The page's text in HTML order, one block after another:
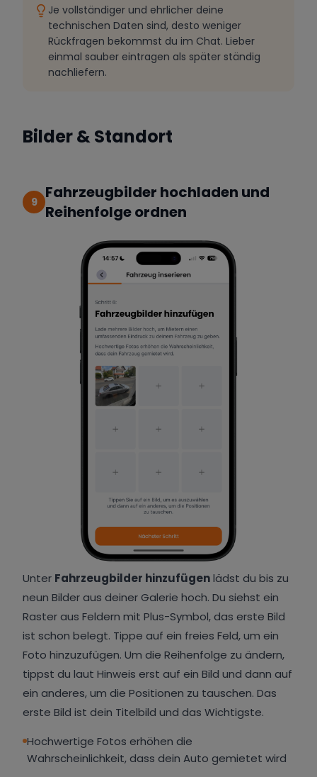
Je vollständiger und ehrlicher deine
technischen Daten sind, desto weniger
Rückfragen bekommst du im Chat. Lieber
einmal sauber eintragen als später ständig
nachliefern.
Bilder & Standort
9
Fahrzeugbilder hochladen und
Reihenfolge ordnen
Unter Fahrzeugbilder hinzufügenlädst du bis zu
neun Bilder aus deiner Galerie hoch. Du siehst ein
Raster aus Feldern mit Plus-Symbol, das erste Bild
ist schon belegt. Tippe auf ein freies Feld, um ein
Foto hinzuzufügen. Um die Reihenfolge zu ändern,
tippst du laut Hinweis erst auf ein Bild und dann auf
ein anderes, um die Positionen zu tauschen. Das
erste Bild ist dein Titelbild und das Wichtigste.
Hochwertige Fotos erhöhen die
Wahrscheinlichkeit, dass dein Auto gemietet wird